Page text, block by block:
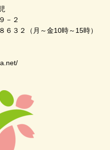
－２
６３２（月～金10時～15時）